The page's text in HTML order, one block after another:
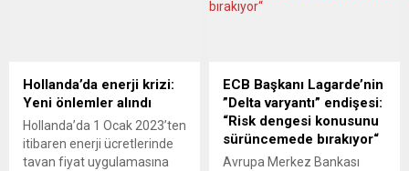
Hollanda’da enerji krizi:
Yeni önlemler alındı
Hollanda’da 1 Ocak 2023’ten
itibaren enerji ücretlerinde
tavan fiyat uygulamasına
ECB Başkanı Lagarde’nin
”Delta varyantı” endişesi:
“Risk dengesi konusunu
sürüncemede bırakıyor“
Avrupa Merkez Bankası